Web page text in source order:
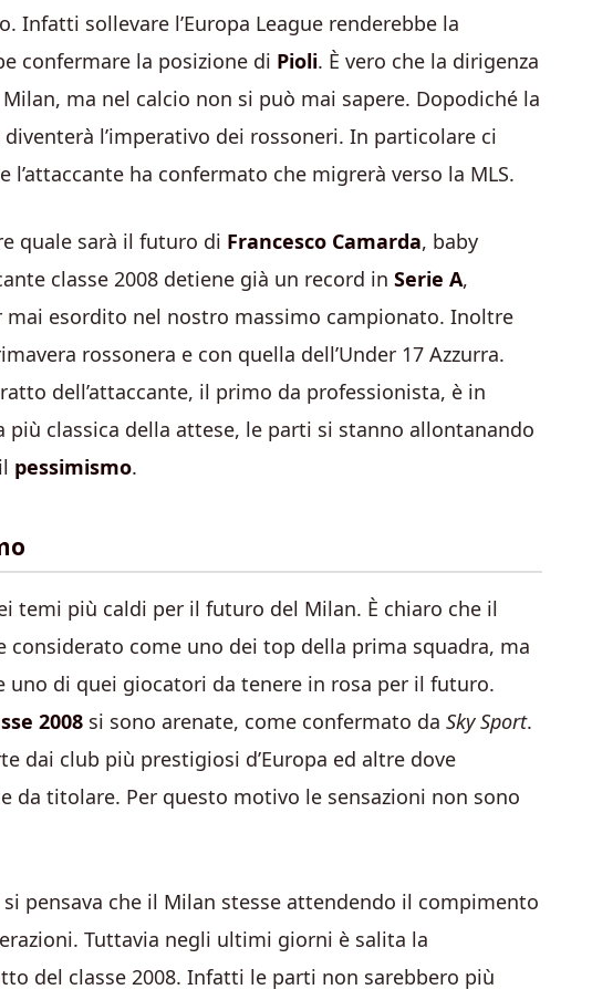
sollevare l’Europa League renderebbe la
confermare la posizione di Pioli. È vero che la dirigenza
ma nel calcio non si può mai sapere. Dopodiché la
l’imperativo dei rossoneri. In particolare ci
l’attaccante ha confermato che migrerà verso la MLS.
quale sarà il futuro di Francesco Camarda, baby
classe 2008 detiene già un record in Serie A,
mai esordito nel nostro massimo campionato. Inoltre
rossonera e con quella dell’Under 17 Azzurra.
dell’attaccante, il primo da professionista, è in
classica della attese, le parti si stanno allontanando
pessimismo.
temi più caldi per il futuro del Milan. È chiaro che il
considerato come uno dei top della prima squadra, ma
uno di quei giocatori da tenere in rosa per il futuro.
2008 si sono arenate, come confermato da Sky Sport.
dai club più prestigiosi d’Europa ed altre dove
da titolare. Per questo motivo le sensazioni non sono
pensava che il Milan stesse attendendo il compimento
Tuttavia negli ultimi giorni è salita la
del classe 2008. Infatti le parti non sarebbero più